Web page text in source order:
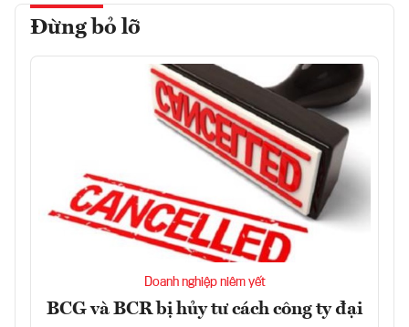
Đừng bỏ lỡ
Doanh nghiệp niêm yết
BCG và BCR bị hủy tư cách công ty đại